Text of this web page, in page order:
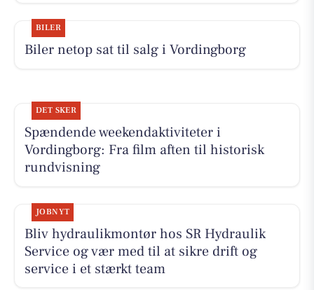
BILER
Biler netop sat til salg i Vordingborg
DET SKER
Spændende weekendaktiviteter i
Vordingborg: Fra film aften til historisk
rundvisning
JOBNYT
Bliv hydraulikmontør hos SR Hydraulik
Service og vær med til at sikre drift og
service i et stærkt team